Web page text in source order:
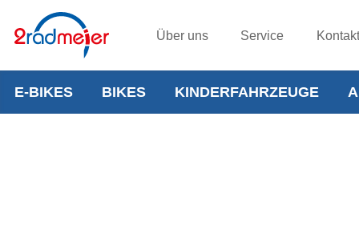
Über uns Service Kontakt
E-BIKES BIKES KINDERFAHRZEUGE